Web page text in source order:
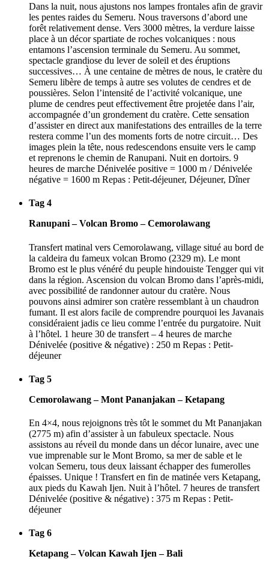
Dans la nuit, nous ajustons nos lampes frontales afin de gravir
les pentes raides du Semeru. Nous traversons d’abord une
forêt relativement dense. Vers 3000 mètres, la verdure laisse
place à un décor spartiate de roches volcaniques : nous
entamons l’ascension terminale du Semeru. Au sommet,
spectacle grandiose du lever de soleil et des éruptions
successives… À une centaine de mètres de nous, le cratère du
Semeru libère de temps à autre ses volutes de cendres et de
poussières. Selon l’intensité de l’activité volcanique, une
plume de cendres peut effectivement être projetée dans l’air,
accompagnée d’un grondement du cratère. Cette sensation
d’assister en direct aux manifestations des entrailles de la terre
restera comme l’un des moments forts de notre circuit… Des
images plein la tête, nous redescendons ensuite vers le camp
et reprenons le chemin de Ranupani. Nuit en dortoirs. 9
heures de marche Dénivelée positive = 1000 m / Dénivelée
négative = 1600 m Repas : Petit-déjeuner, Déjeuner, Dîner
Tag 4
Ranupani – Volcan Bromo – Cemorolawang
Transfert matinal vers Cemorolawang, village situé au bord de
la caldeira du fameux volcan Bromo (2329 m). Le mont
Bromo est le plus vénéré du peuple hindouiste Tengger qui vit
dans la région. Ascension du volcan Bromo dans l’après-midi,
avec possibilité de randonner autour du cratère. Nous
pouvons ainsi admirer son cratère ressemblant à un chaudron
fumant. Il est alors facile de comprendre pourquoi les Javanais
considéraient jadis ce lieu comme l’entrée du purgatoire. Nuit
à l’hôtel. 1 heure 30 de transfert – 4 heures de marche
Dénivelée (positive & négative) : 250 m Repas : Petit-
déjeuner
Tag 5
Cemorolawang – Mont Pananjakan – Ketapang
En 4×4, nous rejoignons très tôt le sommet du Mt Pananjakan
(2775 m) afin d’assister à un fabuleux spectacle. Nous
assistons au réveil du monde dans un décor lunaire, avec une
vue imprenable sur le Mont Bromo, sa mer de sable et le
volcan Semeru, tous deux laissant échapper des fumerolles
épaisses. Unique ! Transfert en fin de matinée vers Ketapang,
aux pieds du Kawah Ijen. Nuit à l’hôtel. 7 heures de transfert
Dénivelée (positive & négative) : 375 m Repas : Petit-
déjeuner
Tag 6
Ketapang – Volcan Kawah Ijen – Bali